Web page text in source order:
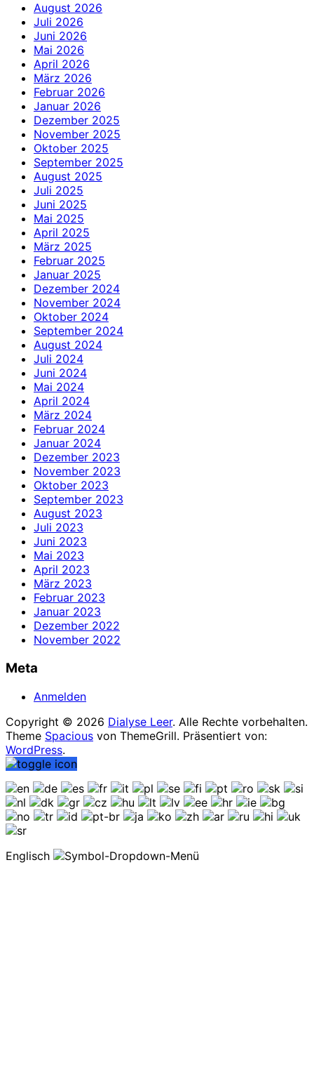
August 2026
Juli 2026
Juni 2026
Mai 2026
April 2026
März 2026
Februar 2026
Januar 2026
Dezember 2025
November 2025
Oktober 2025
September 2025
August 2025
Juli 2025
Juni 2025
Mai 2025
April 2025
März 2025
Februar 2025
Januar 2025
Dezember 2024
November 2024
Oktober 2024
September 2024
August 2024
Juli 2024
Juni 2024
Mai 2024
April 2024
März 2024
Februar 2024
Januar 2024
Dezember 2023
November 2023
Oktober 2023
September 2023
August 2023
Juli 2023
Juni 2023
Mai 2023
April 2023
März 2023
Februar 2023
Januar 2023
Dezember 2022
November 2022
Meta
Anmelden
Copyright © 2026 Dialyse Leer. Alle Rechte vorbehalten.
Theme Spacious von ThemeGrill. Präsentiert von:
WordPress.
Englisch